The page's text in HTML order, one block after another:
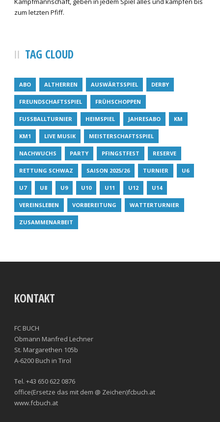
zum letzten Pfiff.
TAG CLOUD
ABO ALTHERREN AUSWÄRTSSPIEL DERBY
FREUNDSCHAFTSSPIEL FRÜHSCHOPPEN
FUSSBALLTURNIER HEIMSPIEL JAHRESABO KM
KM1 LIVE MUSIK MEISTERSCHAFTSSPIEL
NACHWUCHS PARTY PFINGSTFEST RESERVE
RETTUNG SCHWAZ SAISON 2025/26 TURNIER U6
U7 U8 U9 U10 U11 U12 U14
VEREINSLEBEN VORBEREITUNG WATTERTURNIER
ZUSAMMENARBEIT
KONTAKT
FC BUCH
Obmann Manfred Lechner
St. Margarethen 105b
A-6200 Buch in Tirol
Tel. +43 650 622 0876
office(Ersetze das mit dem @ Zeichen)fcbuch.at
www.fcbuch.at